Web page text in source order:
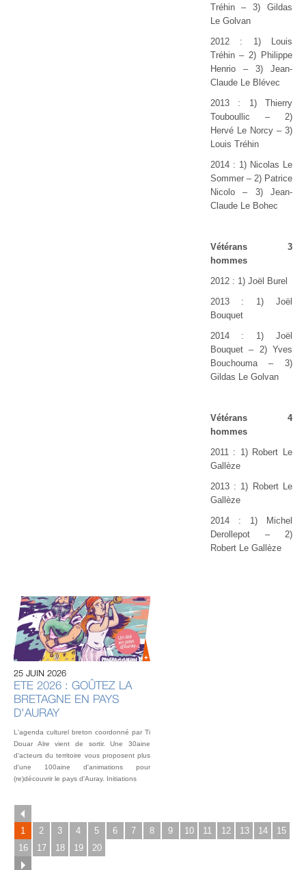
Tréhin–3) Gildas
Le Golvan
2012 : 1) Louis
Tréhin – 2) Philippe
Henrio –3) Jean-
Claude Le Blévec
2013 : 1) Thierry
Touboullic –2)
Hervé Le Norcy –3)
Louis Tréhin
2014 : 1) Nicolas Le
Sommer – 2) Patrice
Nicolo – 3) Jean-
Claude Le Bohec
Vétérans 3
hommes
2012 : 1) Joël Burel
2013 : 1) Joël
Bouquet
2014 : 1) Joël
Bouquet – 2) Yves
Bouchouma – 3)
Gildas Le Golvan
Vétérans 4
hommes
2011 : 1) Robert Le
Gallèze
2013 : 1) Robert Le
Gallèze
2014 : 1) Michel
Derollepot –2)
Robert Le Gallèze
25 JUIN 2026
ETE 2026 : GOÛTEZ LA
BRETAGNE EN PAYS
D'AURAY
L'agenda culturel breton coordonné par Ti
Douar Alre vient de sortir. Une 30aine
d'acteurs du territoire vous proposent plus
d'une 100aine d'animations pour
(re)découvrir le pays d'Auray. Initiations
1 2 3 4 5 6 7 8 9 10 11 12 13 14
15
16
17 18 19 20